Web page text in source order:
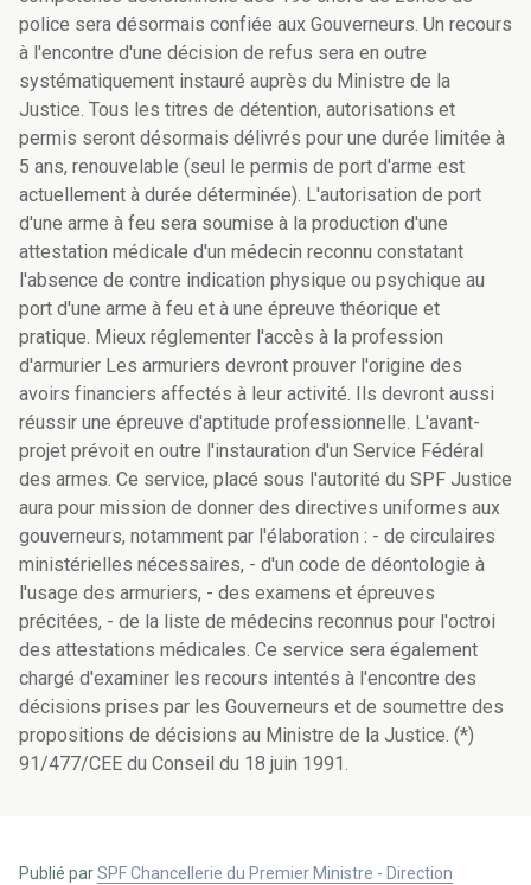
police sera désormais confiée aux Gouverneurs. Un recours
à l'encontre d'une décision de refus sera en outre
systématiquement instauré auprès du Ministre de la
Justice. Tous les titres de détention, autorisations et
permis seront désormais délivrés pour une durée limitée à
5 ans, renouvelable (seul le permis de port d'arme est
actuellement à durée déterminée). L'autorisation de port
d'une arme à feu sera soumise à la production d'une
attestation médicale d'un médecin reconnu constatant
l'absence de contre indication physique ou psychique au
port d'une arme à feu et à une épreuve théorique et
pratique. Mieux réglementer l'accès à la profession
d'armurier Les armuriers devront prouver l'origine des
avoirs financiers affectés à leur activité. Ils devront aussi
réussir une épreuve d'aptitude professionnelle. L'avant-
projet prévoit en outre l'instauration d'un Service Fédéral
des armes. Ce service, placé sous l'autorité du SPF Justice
aura pour mission de donner des directives uniformes aux
gouverneurs, notamment par l'élaboration : - de circulaires
ministérielles nécessaires, - d'un code de déontologie à
l'usage des armuriers, - des examens et épreuves
précitées, - de la liste de médecins reconnus pour l'octroi
des attestations médicales. Ce service sera également
chargé d'examiner les recours intentés à l'encontre des
décisions prises par les Gouverneurs et de soumettre des
propositions de décisions au Ministre de la Justice. (*)
91/477/CEE du Conseil du 18 juin 1991.
Publié parSPF Chancellerie du Premier Ministre - Direction